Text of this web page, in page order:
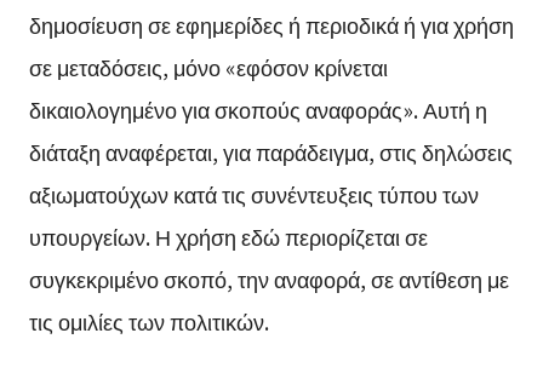
δημοσίευση σε εφημερίδες ή περιοδικά ή για χρήση
σε μεταδόσεις, μόνο «εφόσον κρίνεται
δικαιολογημένο για σκοπούς αναφοράς». Αυτή η
διάταξη αναφέρεται, για παράδειγμα, στις δηλώσεις
αξιωματούχων κατά τις συνέντευξεις τύπου των
υπουργείων. Η χρήση εδώ περιορίζεται σε
συγκεκριμένο σκοπό, την αναφορά, σε αντίθεση με
τις ομιλίες των πολιτικών.